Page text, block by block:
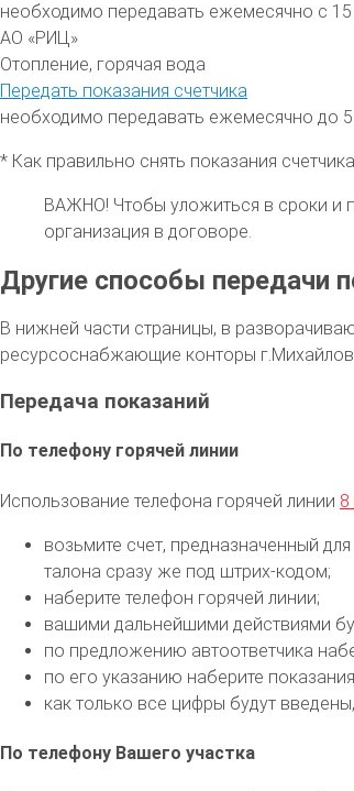
необходимо передавать ежемесячно с
АО «РИЦ»
Отопление, горячая вода
Передать показания счетчика
необходимо передавать ежемесячно до 5
* Как правильно снять показания
ВАЖНО! Чтобы уложиться в сроки и
организация в договоре.
Другие способы передачи
В нижней части страницы, в
ресурсоснабжающие конторы
Передача показаний
По телефону горячей линии
Использование телефона горячей линии 8
возьмите счет, предназначенный
талона сразу же под штрих-кодом;
наберите телефон горячей линии;
вашими дальнейшими действиями
по предложению автоответчика
по его указанию наберите
как только все цифры будут
По телефону Вашего участка